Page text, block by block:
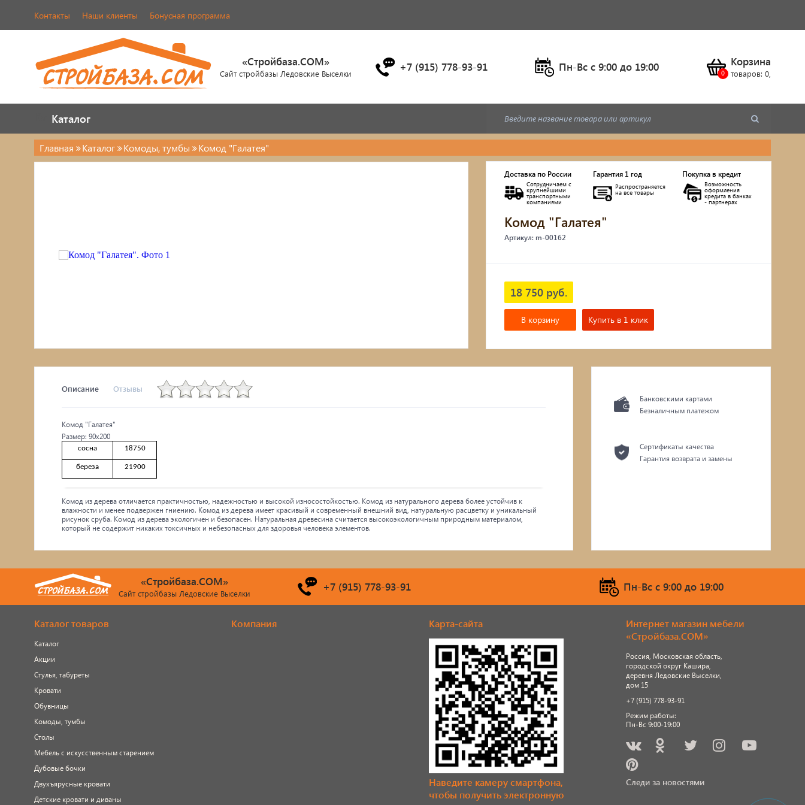
Контакты Наши клиенты Бонусная программа
«Стройбаза.COM»
Сайт стройбазы Ледовские Выселки +7 (915) 778-93-91 Пн-Вс c 9:00 до 19:00 Корзина
товаров: 0,
Каталог
Каталог
Каталог
Обувницы
Дубовые бочки
Двухъярусные кровати
Детские кровати и диваны
Главная Каталог Комоды, тумбы Комод "Галатея"
Доставка по России
Сотрудничаем с
крупнейшими
транспортными
компаниями
Гарантия 1 год
Распространяется
на все товары
Покупка в кредит
Возможность
оформления
кредита в банках
- партнерах
Комод "Галатея"
Артикул: m-00162
18 750 руб.
В корзину Купить в 1 клик
Описание Отзывы
Комод "Галатея"
Размер: 90х200
сосна 18750
береза 21900
Комод из дерева отличается практичностью, надежностью и высокой износостойкостью. Комод из натурального дерева более устойчив к
влажности и менее подвержен гниению. Комод из дерева имеет красивый и современный внешний вид, натуральную расцветку и уникальный
рисунок сруба. Комод из дерева экологичен и безопасен. Натуральная древесина считается высокоэкологичным природным материалом,
который не содержит никаких токсичных и небезопасных для здоровья человека элементов.
Банковскими картами
Безналичным платежом
Сертификаты качества
Гарантия возврата и замены
«Стройбаза.COM»
Сайт стройбазы Ледовские Выселки +7 (915) 778-93-91 Пн-Вс c 9:00 до 19:00
Каталог товаров
Каталог
Акции
Стулья, табуреты
Кровати
Обувницы
Комоды, тумбы
Столы
Мебель с искусственным старением
Дубовые бочки
Двухъярусные кровати
Детские кровати и диваны
Компания Карта-сайта
Наведите камеру смартфона,
чтобы получить электронную
Интернет магазин мебели
«Стройбаза.COM»
Россия, Московская область,
городской округ Кашира,
деревня Ледовские Выселки,
дом 15
+7 (915) 778-93-91
Режим работы:
Пн-Вс 9:00-19:00
Следи за новостями